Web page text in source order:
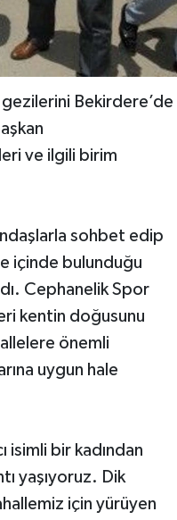
Bekirdere’de
ve ilgili birim
sohbet edip
içinde bulunduğu
Cephanelik Spor
kentin doğusunu
önemli
uygun hale
isimli bir kadından
yaşıyoruz. Dik
için yürüyen